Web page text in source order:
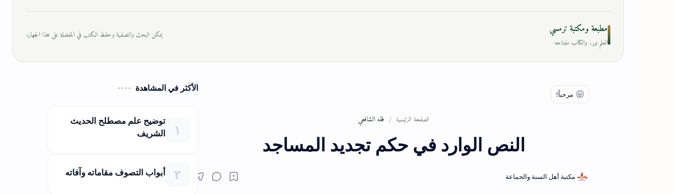
مطبعة ومكتبة ترمسي
العلم نور، والكتاب مفتاحه
يمكن البحث والتصفية وحفظ الكتب في المفضلة على هذا الجهاز.
الصفحة الرئيسية فقه الشافعي
النص الوارد في حكم تجديد المساجد
الأكثر في المشاهدة
توضيح علم مصطلح الحديث
الشريف
أبواب التصوف مقاماته وآفاته